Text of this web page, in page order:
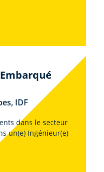
IDF
dans le secteur
un(e) Ingénieur(e)